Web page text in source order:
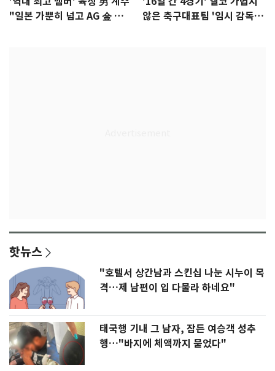
"일본 가뿐히 넘고 AG 金 따겠
않은 축구대표팀 '임시 감독'
핫뉴스
"호텔서 상간남과 스킨십 나눈 시누이 목
격…제 남편이 입 다물라 하네요"
태국행 기내 그 남자, 잠든 여승객 성추
행…"바지에 체액까지 묻었다"